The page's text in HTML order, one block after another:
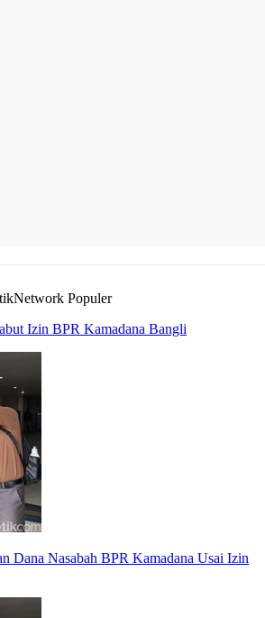
Populer
Izin BPR Kamadana Bangli
Dana Nasabah BPR Kamadana Usai Izin